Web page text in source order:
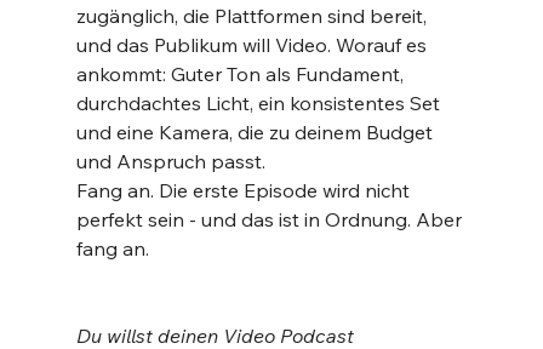
zugänglich, die Plattformen sind bereit,
und das Publikum will Video. Worauf es
ankommt: Guter Ton als Fundament,
durchdachtes Licht, ein konsistentes Set
und eine Kamera, die zu deinem Budget
und Anspruch passt.
Fang an. Die erste Episode wird nicht
perfekt sein - und das ist in Ordnung. Aber
fang an.
Du willst deinen Video Podcast